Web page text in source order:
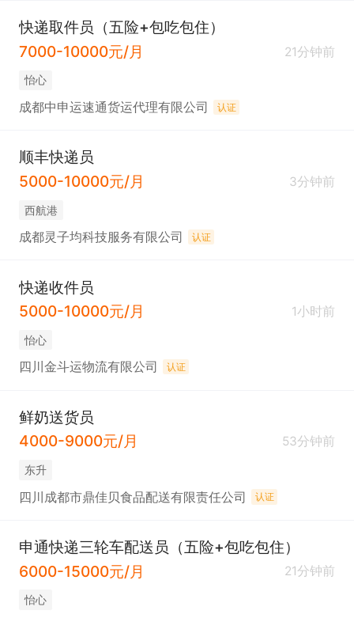
快递取件员（五险+包吃包住）
7000-10000元/月
21分钟前
怡心
成都中申运速通货运代理有限公司 认证
顺丰快递员
5000-10000元/月
3分钟前
西航港
成都灵子均科技服务有限公司 认证
快递收件员
5000-10000元/月
1小时前
怡心
四川金斗运物流有限公司 认证
鲜奶送货员
4000-9000元/月
53分钟前
东升
四川成都市鼎佳贝食品配送有限责任公司 认证
申通快递三轮车配送员（五险+包吃包住）
6000-15000元/月
21分钟前
怡心